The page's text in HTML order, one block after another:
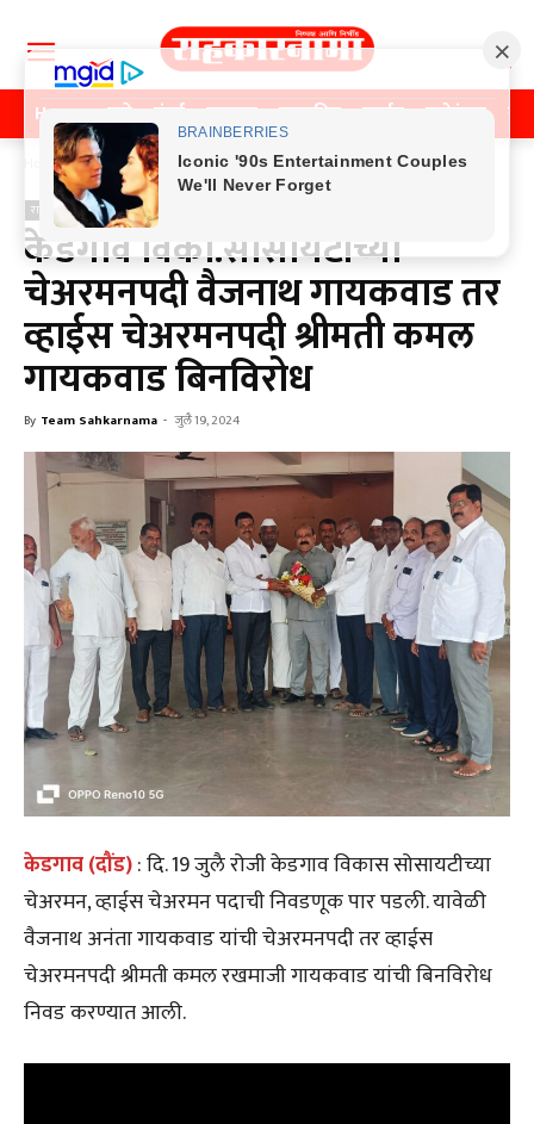
Home पुणे मुंबई महाराष्ट्र राजकीय क्राईम मनोरंजन
Home राजकीय
राजकीय
केडगाव विका.सोसायटीच्या
चेअरमनपदी वैजनाथ गायकवाड तर
व्हाईस चेअरमनपदी श्रीमती कमल
गायकवाड बिनविरोध
By Team Sahkarnama - जुलै 19, 2024
केडगाव (दौंड): दि. 19 जुलै रोजी केडगाव विकास सोसायटीच्या
चेअरमन, व्हाईस चेअरमन पदाची निवडणूक पार पडली. यावेळी
वैजनाथ अनंता गायकवाड यांची चेअरमनपदी तर व्हाईस
चेअरमनपदी श्रीमती कमल रखमाजी गायकवाड यांची बिनविरोध
निवड करण्यात आली.